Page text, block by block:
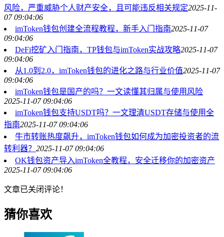
风险，严重威胁个人财产安全，且可能违反相关规定2025-11-
07 09:04:06
imToken钱包创建全流程教程，新手入门指南2025-11-07
09:04:06
DeFi挖矿入门指南，TP钱包与imToken实战攻略2025-11-07
09:04:06
从1.0到2.0，imToken钱包的进化之路与行业价值2025-11-07
09:04:06
imToken钱包是国产的吗？一文读懂其归属与使用风险
2025-11-07 09:04:06
imToken钱包支持USDT吗？一文理清USDT存储与使用全
指南2025-11-07 09:04:06
牛市转账热度飙升，imToken钱包如何成为加密投资者的流
转利器？ 2025-11-07 09:04:06
OK钱包资产导入imToken全教程，安全迁移你的加密资产
2025-11-07 09:04:06
文章已关闭评论！
猜你喜欢